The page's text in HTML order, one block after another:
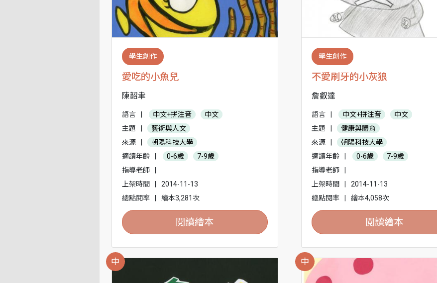
學生創作
愛吃的小魚兒
陳韶聿
語言 中文+拼注音
中文
主題
藝術與人文
來源
朝陽科技大學
適讀年齡
0-6歲
7-9歲
指導老師
上架時間
2014-11-13
總點閱率
繪本3,281次
閱讀繪本
學生創作
不愛刷牙的小灰狼
詹叡達
語言 中文+拼注音
中文
主題
健康與體育
來源
朝陽科技大學
適讀年齡
0-6歲
7-9歲
指導老師
上架時間
2014-11-13
總點閱率
繪本4,058次
閱讀繪本
中 中